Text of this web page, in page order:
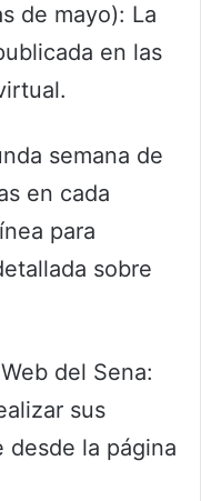
de mayo): La
en las
semana de
en cada
para
sobre
del Sena:
sus
desde la página